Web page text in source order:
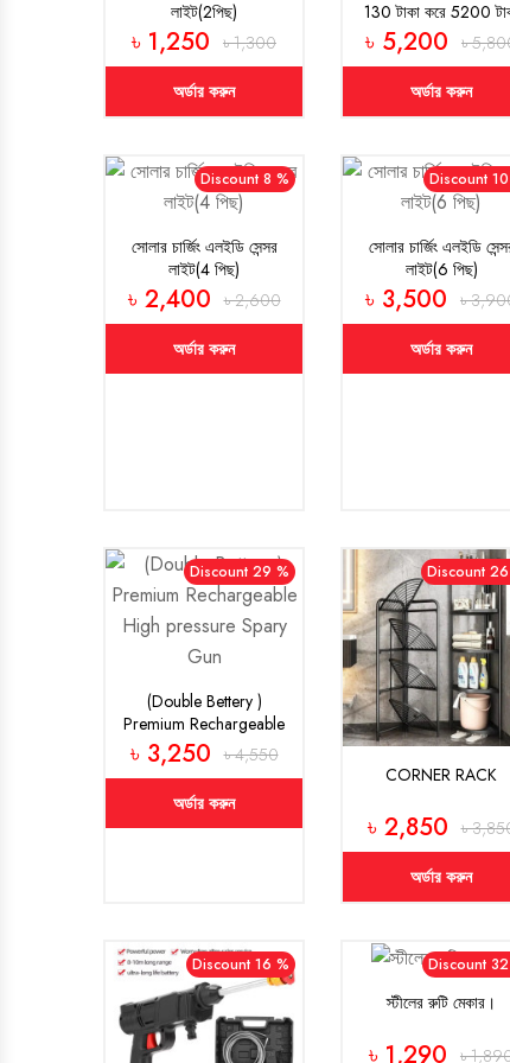
লাইট(2পিছ)
৳ 1,250 ৳ 1,300
অর্ডার করুন
130 টাকা করে 5200
৳ 5,200 ৳
অর্ডার করুন
Discount 8 %
সোলার চার্জিং এলইডি সেন্সর
লাইট(4 পিছ)
৳ 2,400 ৳ 2,600
অর্ডার করুন
Discount
সোলার চার্জিং এলইডি
লাইট(6 পিছ)
৳ 3,500 ৳
অর্ডার করুন
Discount 29 %
(Double Bettery )
Premium Rechargeable
High pressure Spary
Gun
৳ 3,250 ৳ 4,550
অর্ডার করুন
Discount
CORNER RACK
৳ 2,850 ৳
অর্ডার করুন
Discount 16 % Discount
স্টীলের রুটি মেকার।
৳ 1,290 ৳